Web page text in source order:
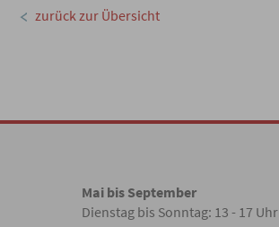
zurück zur Übersicht
Mai bis September
Dienstag bis Sonntag: 13 - 17 Uhr